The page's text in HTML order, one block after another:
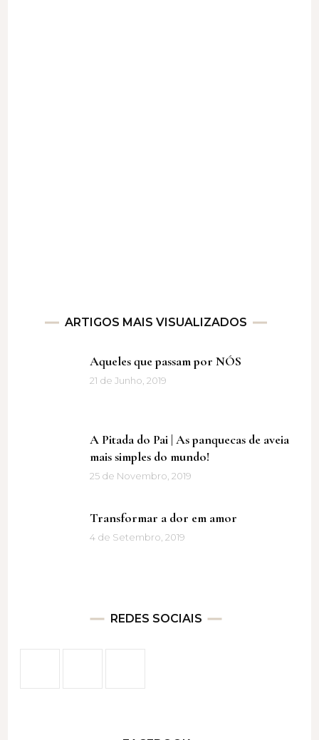
ARTIGOS MAIS VISUALIZADOS
Aqueles que passam por NÓS
21 de Junho, 2019
A Pitada do Pai | As panquecas de aveia
mais simples do mundo!
25 de Novembro, 2019
Transformar a dor em amor
4 de Setembro, 2019
REDES SOCIAIS